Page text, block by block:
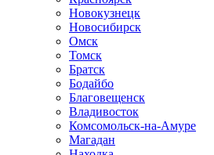
Новокузнецк
Новосибирск
Омск
Томск
Братск
Бодайбо
Благовещенск
Владивосток
Комсомольск-на-Амуре
Магадан